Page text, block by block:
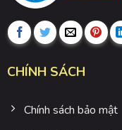
CHÍNH SÁCH
Chính sách bảo mật